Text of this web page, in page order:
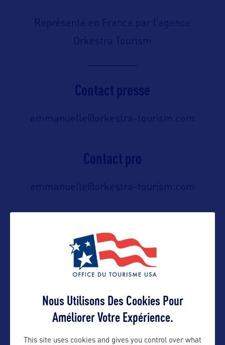
Représenté en France par l’agence
Orkestra Tourism
Contact presse
emmanuelle@orkestra-tourism.com
Contact pro
emmanuelle@orkestra-tourism.com
emmanuelle@orkestra-tourism.com
Suivre
Nous Utilisons Des Cookies Pour
Améliorer Votre Expérience.
This site uses cookies and gives you control over what